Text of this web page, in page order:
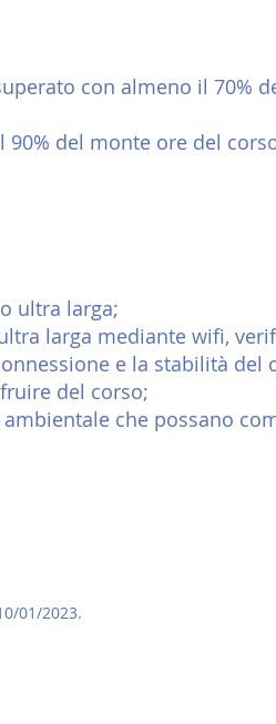
con almeno il 70%
del monte ore del
ultra larga;
larga mediante wifi,
e la stabilità del
del corso;
che possano
01/2023.